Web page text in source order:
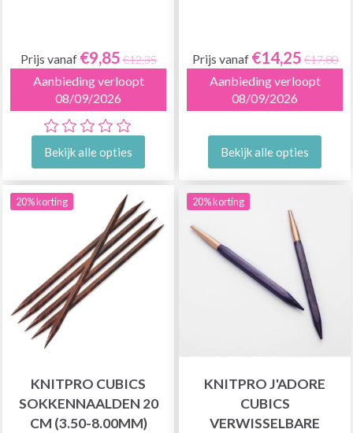
Prijs vanaf €9,85 €12,35
Aanbieding verloopt
08/09/2026
Bekijk alle opties
Prijs vanaf €14,25 €17,80
Aanbieding verloopt
08/09/2026
Bekijk alle opties
20% korting
KNITPRO CUBICS
SOKKENNAALDEN 20
CM (3.50-8.00MM)
20% korting
KNITPRO J'ADORE
CUBICS
VERWISSELBARE